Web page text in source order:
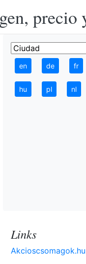
precio
en de fr
hu pl nl
Links
Akcioscsomagok.hu